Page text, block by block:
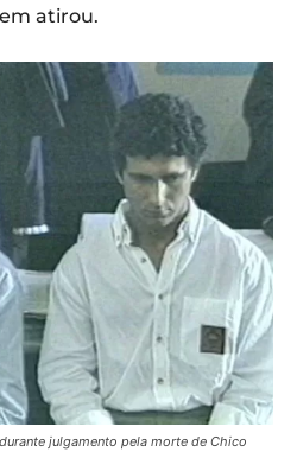
atirou.
julgamento pela morte de Chico